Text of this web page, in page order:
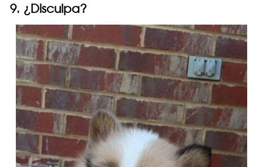
9. ¿Disculpa?